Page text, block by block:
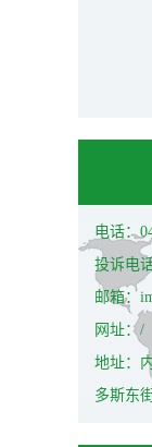
电话：
投诉电
邮箱：
网址：/
地址：
多斯东